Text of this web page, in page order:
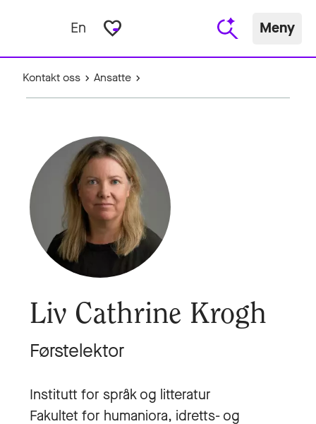
En favorite_border Meny
Kontakt oss Ansatte
Liv Cathrine Krogh
Førstelektor
Institutt for språk og litteratur
Fakultet for humaniora, idretts- og